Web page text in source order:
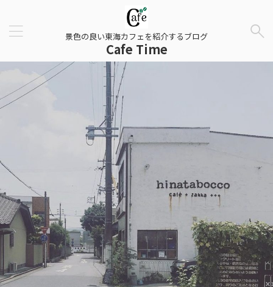
景色の良い東海カフェを紹介するブログ
Cafe Time